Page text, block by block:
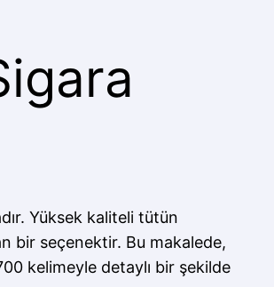
Yüksek kaliteli tütün
bir seçenektir. Bu makalede,
kelimeyle detaylı bir şekilde